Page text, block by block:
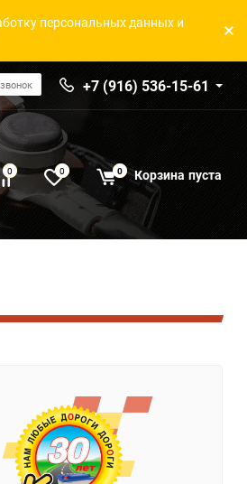
персональных данных и
+7 (916) 536-15-61
0 0 0 Корзина пуста